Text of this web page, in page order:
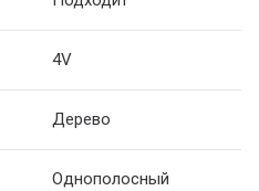
4V
Дерево
Однополосный